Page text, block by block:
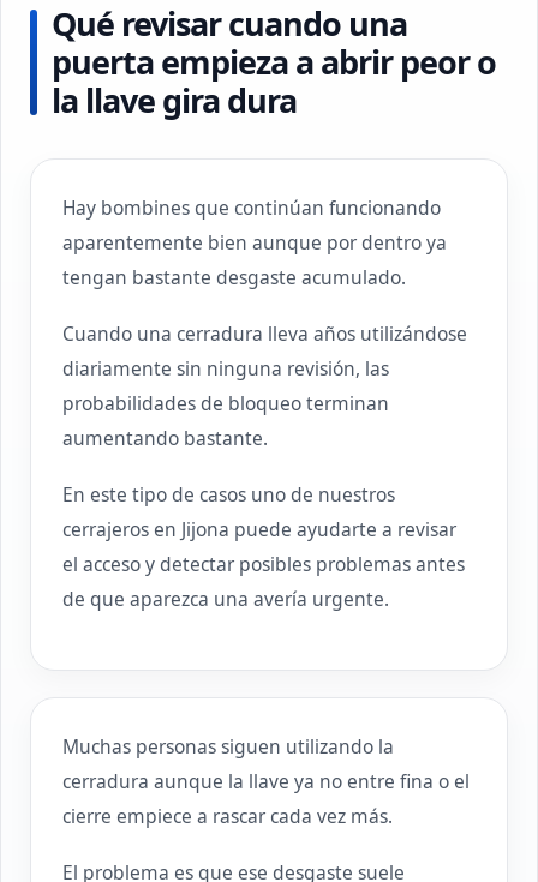
Qué revisar cuando una
puerta empieza a abrir peor o
la llave gira dura
Hay bombines que continúan funcionando
aparentemente bien aunque por dentro ya
tengan bastante desgaste acumulado.
Cuando una cerradura lleva años utilizándose
diariamente sin ninguna revisión, las
probabilidades de bloqueo terminan
aumentando bastante.
En este tipo de casos uno de nuestros
cerrajeros en Jijona puede ayudarte a revisar
el acceso y detectar posibles problemas antes
de que aparezca una avería urgente.
Muchas personas siguen utilizando la
cerradura aunque la llave ya no entre fina o el
cierre empiece a rascar cada vez más.
El problema es que ese desgaste suele